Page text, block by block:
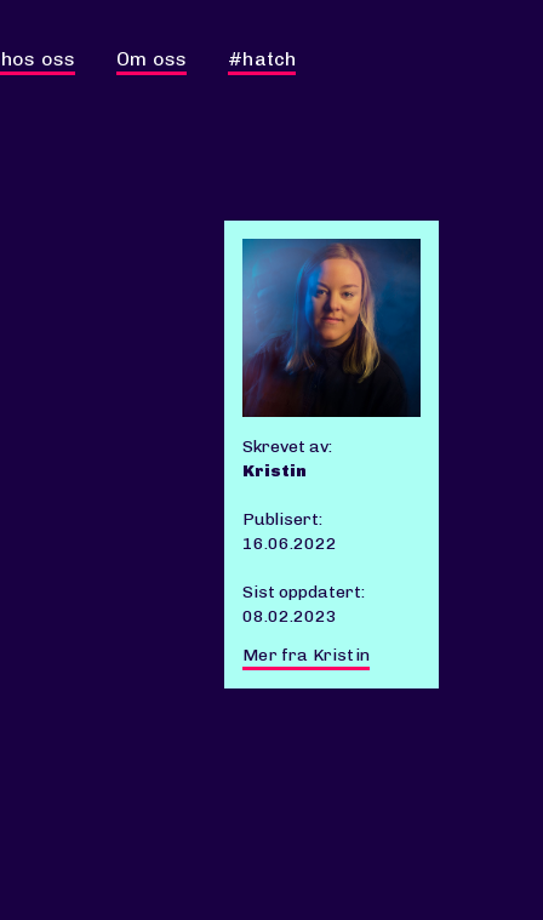
oss Om oss #hatch
Skrevet av:
Kristin
Publisert:
16.06.2022
Sist oppdatert:
08.02.2023
Mer fra Kristin